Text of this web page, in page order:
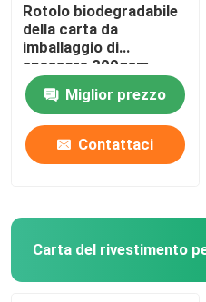
Rotolo biodegradabile
della carta da
imballaggio di
spessore 200gsm
Kraft di lunghezza
3100mMiglior prezzo
Contattaci